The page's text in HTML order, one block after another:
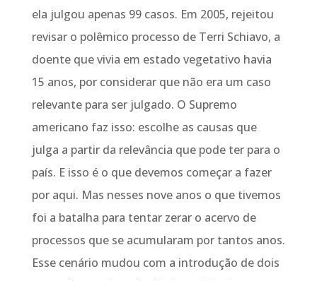
ela julgou apenas 99 casos. Em 2005, rejeitou
revisar o polêmico processo de Terri Schiavo, a
doente que vivia em estado vegetativo havia
15 anos, por considerar que não era um caso
relevante para ser julgado. O Supremo
americano faz isso: escolhe as causas que
julga a partir da relevância que pode ter para o
país. E isso é o que devemos começar a fazer
por aqui. Mas nesses nove anos o que tivemos
foi a batalha para tentar zerar o acervo de
processos que se acumularam por tantos anos.
Esse cenário mudou com a introdução de dois